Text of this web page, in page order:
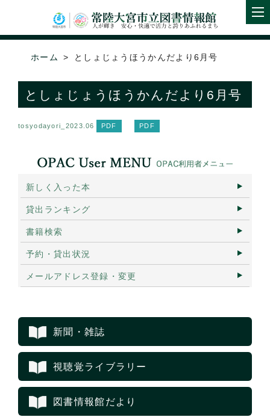
ホーム としょじょうほうかんだより6月号
としょじょうほうかんだより6月号
tosyodayori_2023.06
新しく入った本
貸出ランキング
書籍検索
予約・貸出状況
メールアドレス登録・変更
新聞・雑誌
視聴覚ライブラリー
図書情報館だより